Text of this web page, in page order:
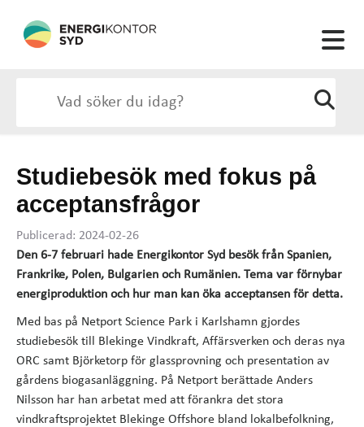
Studiebesök med fokus på
acceptansfrågor
Publicerad: 2024-02-26
Den 6-7 februari hade Energikontor Syd besök från Spanien,
Frankrike, Polen, Bulgarien och Rumänien. Tema var förnybar
energiproduktion och hur man kan öka acceptansen för detta.
Med bas på Netport Science Park i Karlshamn gjordes
studiebesök till Blekinge Vindkraft, Affärsverken och deras nya
ORC samt Björketorp för glassprovning och presentation av
gårdens biogasanläggning. På Netport berättade Anders
Nilsson har han arbetat med att förankra det stora
vindkraftsprojektet Blekinge Offshore bland lokalbefolkning,